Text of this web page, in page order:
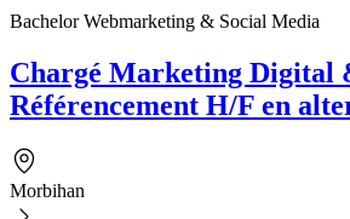
Bachelor Webmarketing & Social Media
Chargé Marketing Digital
Référencement H/F en
Morbihan